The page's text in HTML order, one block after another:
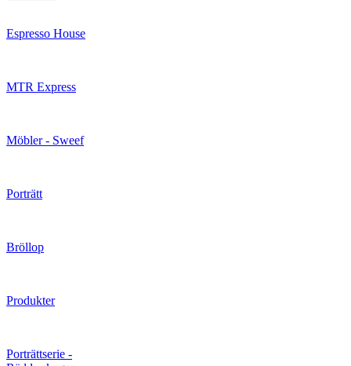
Espresso House
MTR Express
Möbler - Sweef
Porträtt
Bröllop
Produkter
Porträttserie -